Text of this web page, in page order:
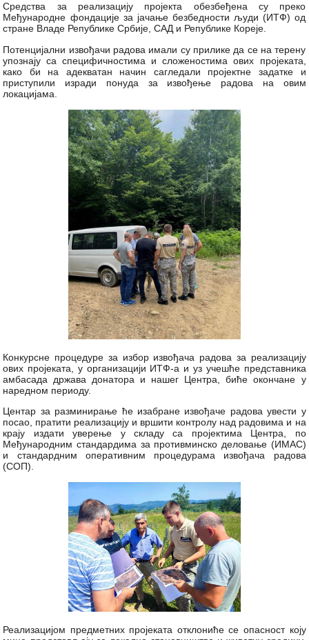
Средства за реализацију пројекта обезбеђена су преко
Међународне фондације за јачање безбедности људи (ИТФ) од
стране Владе Републике Србије, САД и Републике Корејe.
Потенцијални извођачи радова имали су прилике да се на терену
упознају са специфичностима и сложеностима ових пројеката,
како би на адекватан начин сагледали пројектне задатке и
приступили изради понуда за извођење радова на овим
локацијама.
Конкурсне процедуре за избор извођача радова за реализацију
ових пројеката, у организацији ИТФ-а и уз учешће представника
амбасада држава донатора и нашег Центра, биће окончане у
наредном периоду.
Центар за разминирање ће изабране извођаче радова увести у
посао, пратити реализацију и вршити контролу над радовима и на
крају издати уверење у складу са пројектима Центра, по
Међународним стандардима за противминско деловање (ИМАС)
и стандардним оперативним процедурама извођача радова
(СОП).
Реализацијом предметних пројеката отклониће се опасност коју